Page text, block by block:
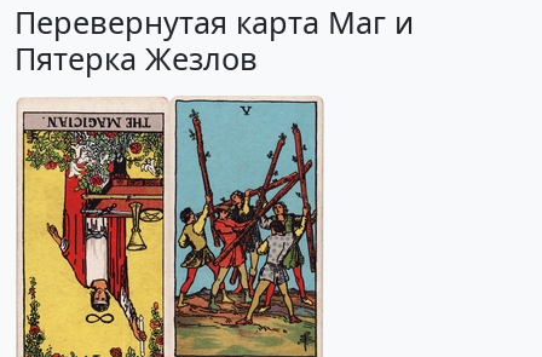
Перевернутая карта Маг и
Пятерка Жезлов